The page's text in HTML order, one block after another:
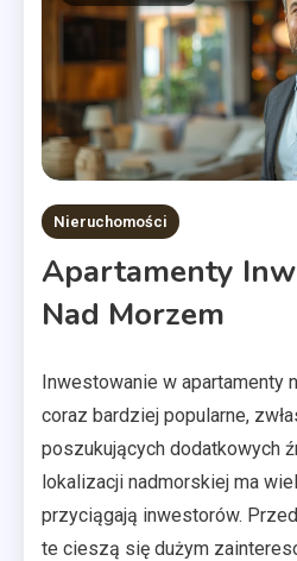
Nieruchomości
Apartamenty
Nad Morzem
Inwestowanie w apartamenty
coraz bardziej popularne,
poszukujących dodatkowych
lokalizacji nadmorskiej ma
przyciągają inwestorów.
te cieszą się dużym